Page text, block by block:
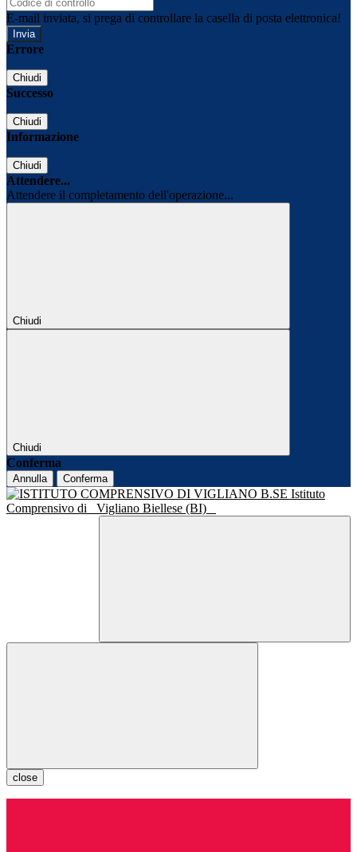
E-mail inviata, si prega di controllare la casella di posta elettronica!
Errore
Chiudi
Successo
Chiudi
Informazione
Chiudi
Attendere...
Attendere il completamento dell'operazione...
Chiudi
Chiudi
Conferma
Annulla Conferma
Istituto
Comprensivo di
Vigliano Biellese (BI)
close